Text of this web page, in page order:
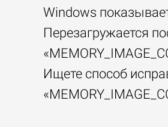
Windows
Перезагружается
Ищете способ